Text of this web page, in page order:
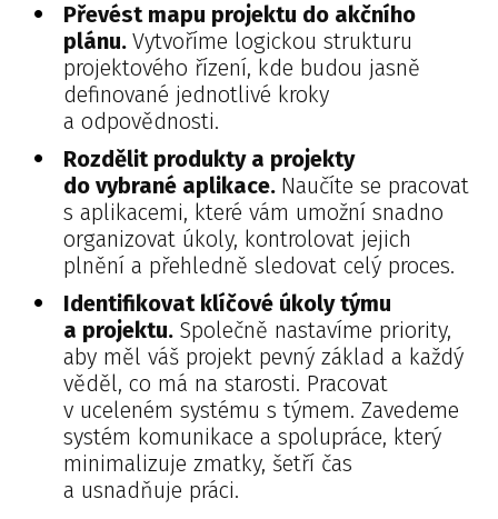
Převést mapu projektu do akčního
plánu.Vytvoříme logickou strukturu
projektového řízení, kde budou jasně
definované jednotlivé kroky
a odpovědnosti.
Rozdělit produkty a projekty
do vybrané aplikace. Naučíte se pracovat
s aplikacemi, které vám umožní snadno
organizovat úkoly, kontrolovat jejich
plnění a přehledně sledovat celý proces.
Identifikovat klíčové úkoly týmu
a projektu. Společně nastavíme priority,
aby měl váš projekt pevný základ a každý
věděl, co má na starosti. Pracovat
v uceleném systému s týmem. Zavedeme
systém komunikace a spolupráce, který
minimalizuje zmatky, šetří čas
a usnadňuje práci.